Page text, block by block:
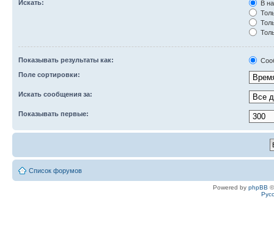
Искать:
В
Показывать результаты как:
Поле сортировки:
Искать сообщения за:
Показывать первые:
Список форумов
Powered by phpBB